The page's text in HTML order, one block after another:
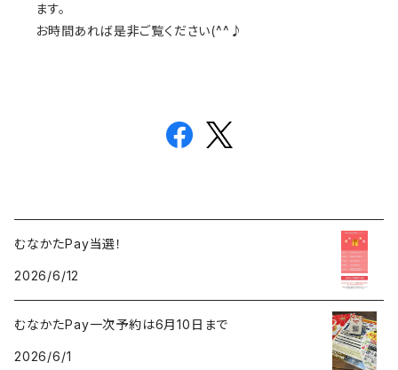
ます。
お時間あれば是非ご覧ください(^^♪
むなかたPay当選！
2026/6/12
むなかたPay一次予約は6月10日まで
2026/6/1